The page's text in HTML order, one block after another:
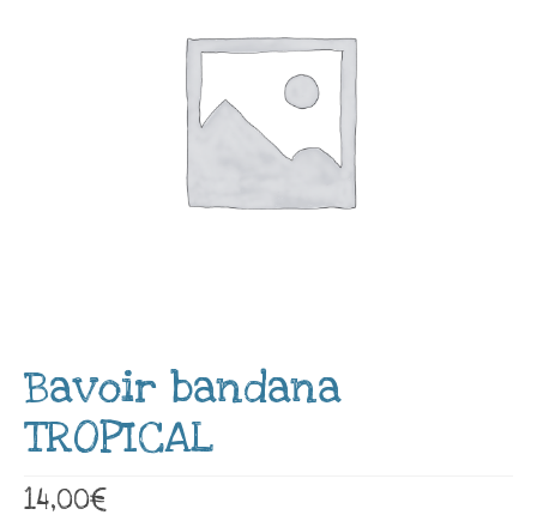
Apprendre à coudre
Articles blog
Bavoir bandana
TROPICAL
14,00€